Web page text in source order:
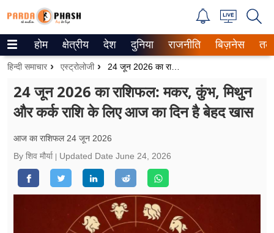
Trending on Google News
वेब स्टोरीज
उत्तर प्रदेश
गैलरी
वीडियो
रिलेशनशिप
होम क्षेत्रीय देश दुनिया राजनीति बिज़नेस
हिन्दी समाचार एस्ट्रोलोजी 24 जून 2026 का राशिफल: मकर, कुंभ, मिथुन और कर्क राशि के लिए आज का दिन है बेहद खास
24 जून 2026 का राशिफल: मकर, कुंभ, मिथुन
और कर्क राशि के लिए आज का दिन है बेहद खास
आज का राशिफल 24 जून 2026
By शिव मौर्या
Updated Date June 24, 2026